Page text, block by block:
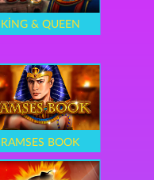
KING & QUEEN
RAMSES BOOK